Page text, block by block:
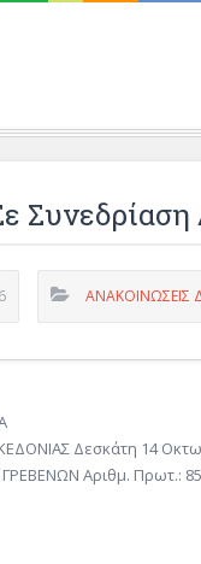
Συνεδρίαση
ΑΝΑΚΟΙΝΩΣΕΙΣ
Δεσκάτη 14
Αριθμ. Πρωτ.: